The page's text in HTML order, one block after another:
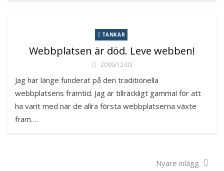
TANKAR
Webbplatsen är död. Leve webben!
2009/12/03
Jag har länge funderat på den traditionella
webbplatsens framtid. Jag är tillräckligt gammal för att
ha varit med när de allra första webbplatserna växte
fram.…
Nyare inlägg